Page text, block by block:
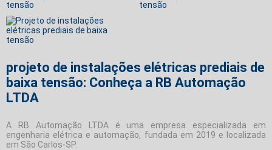
projeto de instalações elétricas prediais de
baixa tensão: Conheça a RB Automação
LTDA
A RB Automação LTDA é uma empresa especializada em
engenharia elétrica e automação, fundada em 2019 e localizada
em São Carlos-SP.